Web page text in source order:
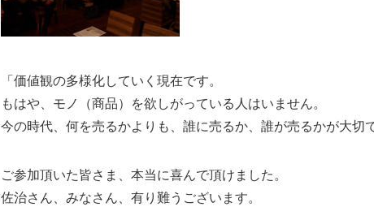
「価値観の多様化していく現在です。
もはや、モノ（商品）を欲しがっている人はいません。
今の時代、何を売るかよりも、誰に売るか、誰が売るかが大切
ご参加頂いた皆さま、本当に喜んで頂けました。
佐治さん、みなさん、有り難うございます。